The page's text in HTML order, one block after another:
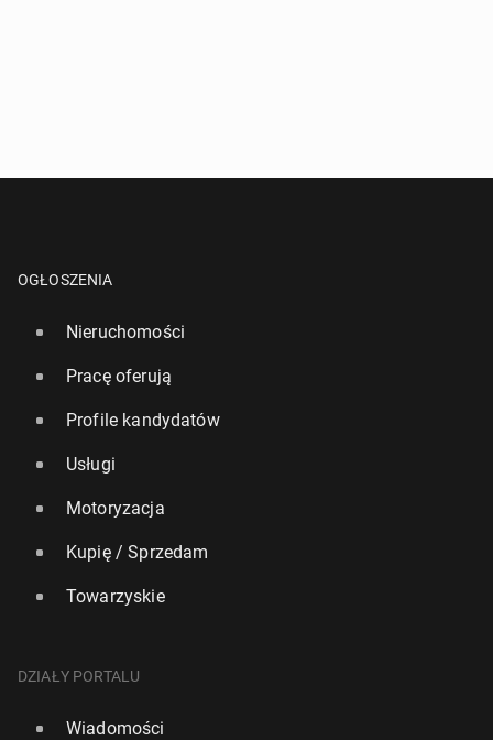
OGŁOSZENIA
Nieruchomości
Pracę oferują
Profile kandydatów
Usługi
Motoryzacja
Kupię / Sprzedam
Towarzyskie
DZIAŁY PORTALU
Wiadomości